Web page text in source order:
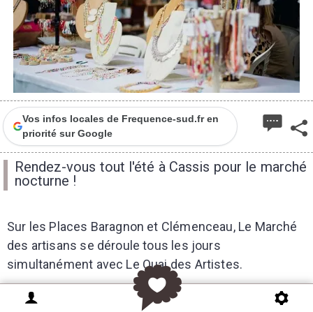
Vos infos locales de Frequence-sud.fr en
priorité sur Google
Rendez-vous tout l'été à Cassis pour le marché
nocturne !
Sur les Places Baragnon et Clémenceau, Le Marché
des artisans se déroule tous les jours
simultanément avec Le Quai des Artistes.
Dans cette cité entre mer et vignoble et entre les